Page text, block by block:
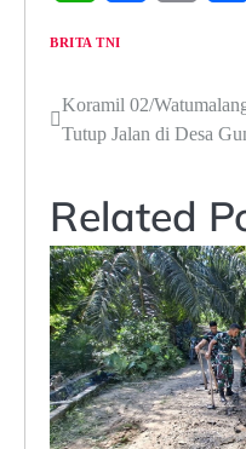
BRITA TNI
Navigasi
pos
Koramil 02/
Tutup Jalan di Desa
Related